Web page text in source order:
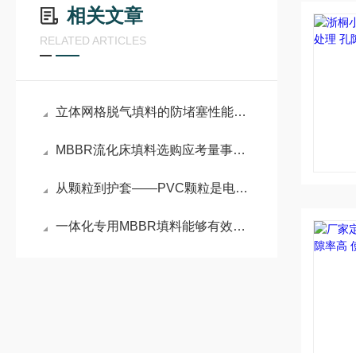
相关文章
RELATED ARTICLES
立体网格脱气填料的防堵塞性能与长期运行稳定性分析
MBBR流化床填料选购应考量事项主要有哪几点呢？
从颗粒到护套——PVC颗粒是电缆的第一道防线
一体化专用MBBR填料能够有效地去除污染物质，且不会产生二次污染